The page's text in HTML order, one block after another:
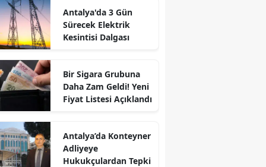
Antalya'da 3 Gün
Sürecek Elektrik
Kesintisi Dalgası
Bir Sigara Grubuna
Daha Zam Geldi! Yeni
Fiyat Listesi Açıklandı
Antalya’da Konteyner
Adliyeye
Hukukçulardan Tepki